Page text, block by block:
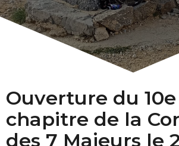
Ouverture du 10e
chapitre de la
des 7 Majeurs le